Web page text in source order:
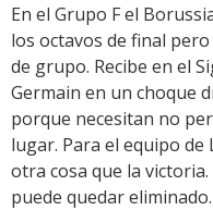
En el Grupo F el
los octavos de final
de grupo. Recibe en el
Germain en un choque
porque necesitan no
lugar. Para el equipo
otra cosa que la
puede quedar eliminado.